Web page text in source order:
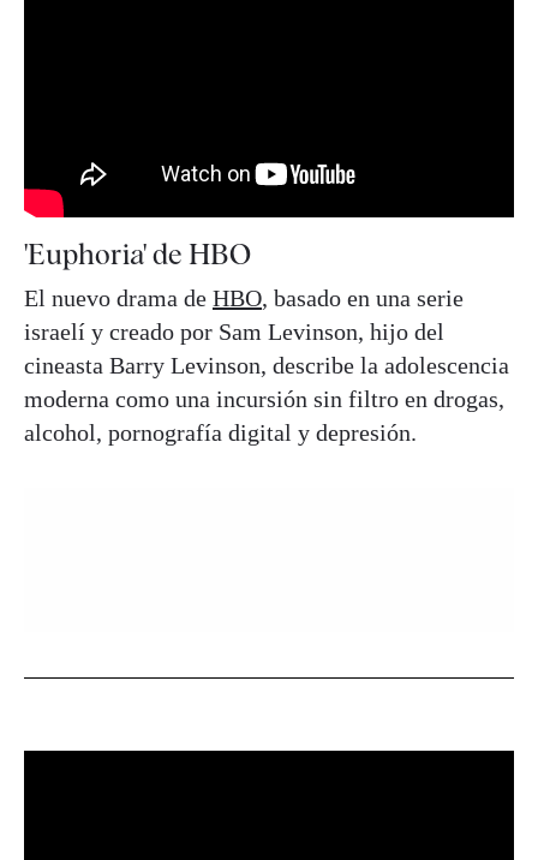
'Euphoria' de HBO
El nuevo drama de HBO, basado en una serie
israelí y creado por Sam Levinson, hijo del
cineasta Barry Levinson, describe la adolescencia
moderna como una incursión sin filtro en drogas,
alcohol, pornografía digital y depresión.